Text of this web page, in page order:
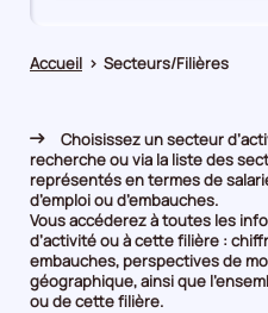
Accueil > Secteurs/Filières
Choisissez un secteur
recherche ou via la liste des
représentés en termes de
d’emploi ou d’embauches.
Vous accéderez à toutes les
d’activité ou à cette filière :
embauches, perspectives de
géographique, ainsi que
ou de cette filière.